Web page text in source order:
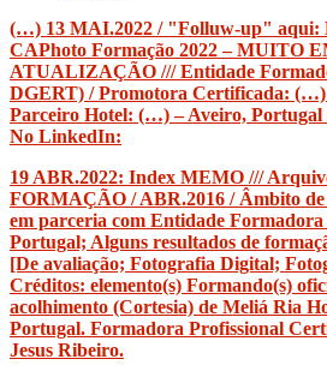
(…) 13 MAI.2022 / "Folluw-up" aqui:
CAPhoto Formação 2022 –MUITO
ATUALIZAÇÃO /// Entidade
DGERT) / Promotora Certificada:
Parceiro Hotel: (…) – Aveiro,
No LinkedIn:
19 ABR.2022: Index MEMO ///
FORMAÇÃO / ABR.2016 / Âmbito
em parceria com Entidade Formadora
Portugal; Alguns resultados de
[De avaliação; Fotografia Digital;
Créditos: elemento(s) Formando(s)
acolhimento (Cortesia) de Meliá Ria
Portugal. Formadora Profissional
Jesus Ribeiro.